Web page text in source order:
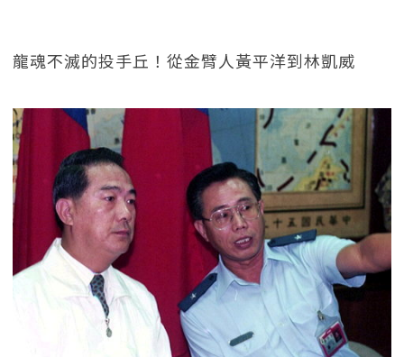
龍魂不滅的投手丘！從金臂人黃平洋到林凱威